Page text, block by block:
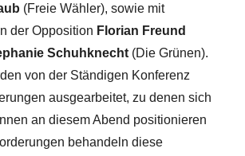
(Freie Wähler), sowie mit
der Opposition Florian Freund
Schuhknecht (Die Grünen).
von der Ständigen Konferenz
ausgearbeitet, zu denen sich
an diesem Abend positionieren
behandeln diese